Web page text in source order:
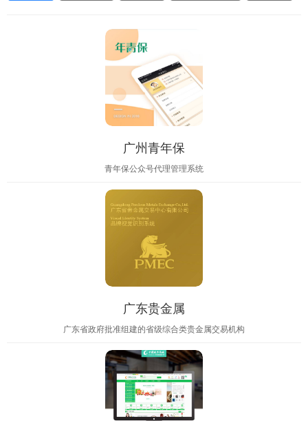
广州青年保
青年保公众号代理管理系统
广东贵金属
广东省政府批准组建的省级综合类贵金属交易机构